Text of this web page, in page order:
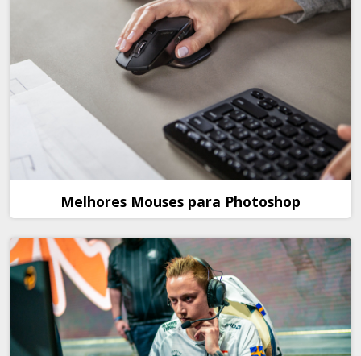
Melhores Mouses para Photoshop